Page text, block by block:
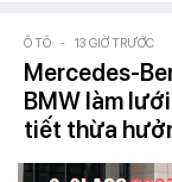
Ô TÔ - 13 GIỜ TRƯỚC
Mercedes-
BMW làm
tiết thừa